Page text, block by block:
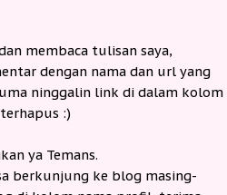
membaca tulisan saya,
dengan nama dan url yang
ninggalin link di dalam kolom
:)
ya Temans.
berkunjung ke blog masing-